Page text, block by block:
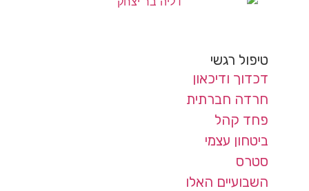
טיפול רגשי
דכדוך ודיכאון
חרדה חברתית
פחד קהל
ביטחון עצמי
סטרס
השבועיים האלו